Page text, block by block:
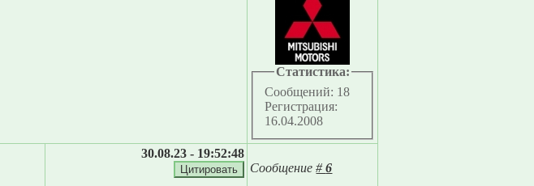
Статистика:
Сообщений: 18
Регистрация:
16.04.2008
30.08.23 - 19:52:48
Сообщение#6